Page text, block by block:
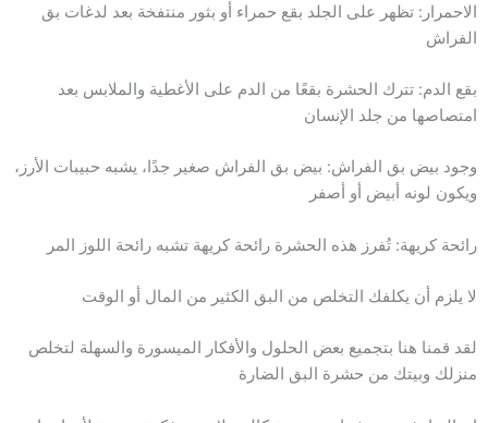
الاحمرار: تظهر على الجلد بقع حمراء أو بثور منتفخة بعد لدغات بق
الفراش
بقع الدم: تترك الحشرة بقعًا من الدم على الأغطية والملابس بعد
امتصاصها من جلد الإنسان
وجود بيض بق الفراش: بيض بق الفراش صغير جدًا، يشبه حبيبات الأرز،
ويكون لونه أبيض أو أصفر
رائحة كريهة: تُفرز هذه الحشرة رائحة كريهة تشبه رائحة اللوز المر
لا يلزم أن يكلفك التخلص من البق الكثير من المال أو الوقت
لقد قمنا هنا بتجميع بعض الحلول والأفكار الميسورة والسهلة لتخلص
منزلك وبيتك من حشرة البق الضارة